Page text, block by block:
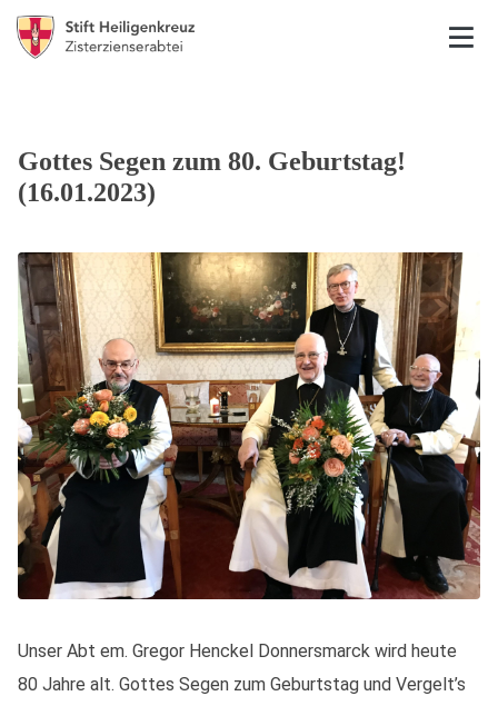
Gottes Segen zum 80. Geburtstag!
(16.01.2023)
Unser Abt em. Gregor Henckel Donnersmarck wird heute
80 Jahre alt. Gottes Segen zum Geburtstag und Vergelt’s